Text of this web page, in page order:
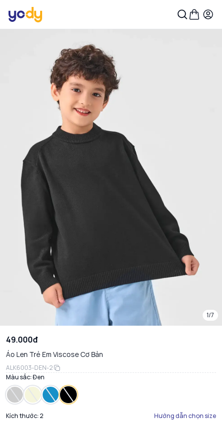
1/7
49.000đ
Áo Len Trẻ Em Viscose Cơ Bản
ALK6003-DEN-2
Màu sắc:Đen
Kích thước:2 Hướng dẫn chọn size